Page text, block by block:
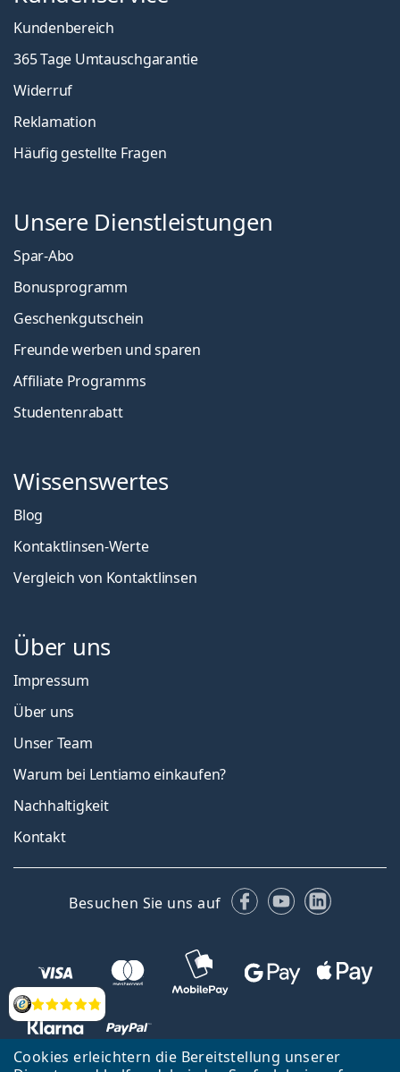
Cookies erleichtern die Bereitstellung unserer
Bewertung
Kundenbereich
365 Tage Umtauschgarantie
Widerruf
Reklamation
Häufig gestellte Fragen
Unsere Dienstleistungen
Spar-Abo
Bonusprogramm
Geschenkgutschein
Freunde werben und sparen
Affiliate Programms
Studentenrabatt
Wissenswertes
Blog
Kontaktlinsen-Werte
Vergleich von Kontaktlinsen
Über uns
Impressum
Über uns
Unser Team
Warum bei Lentiamo einkaufen?
Nachhaltigkeit
Kontakt
Besuchen Sie uns auf Facebook
YouTubeLinkedIn